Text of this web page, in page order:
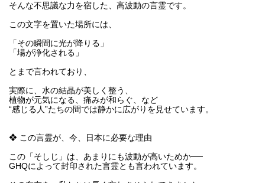
そんな不思議な力を宿した、高波動の言霊です。
この文字を置いた場所には、
「その瞬間に光が降りる」
「場が浄化される」
とまで言われており、
実際に、水の結晶が美しく整う、
植物が元気になる、痛みが和らぐ、など
“感じる人”たちの間では静かに広がりを見せています。
❖ この言霊が、今、日本に必要な理由
この「そしじ」は、あまりにも波動が高いためか──
GHQによって封印された言霊とも言われています。